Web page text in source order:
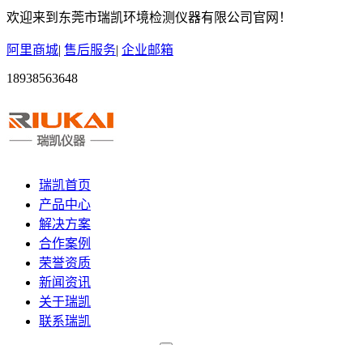
欢迎来到东莞市瑞凯环境检测仪器有限公司官网！
阿里商城| 售后服务| 企业邮箱
18938563648
瑞凯首页
产品中心
解决方案
合作案例
荣誉资质
新闻资讯
关于瑞凯
联系瑞凯